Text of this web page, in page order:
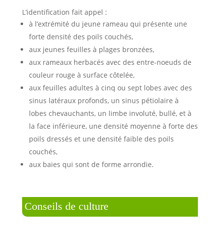
L’identification fait appel :
à l’extrémité du jeune rameau qui présente une
forte densité des poils couchés,
aux jeunes feuilles à plages bronzées,
aux rameaux herbacés avec des entre-noeuds de
couleur rouge à surface côtelée,
aux feuilles adultes à cinq ou sept lobes avec des
sinus latéraux profonds, un sinus pétiolaire à
lobes chevauchants, un limbe involuté, bullé, et à
la face inférieure, une densité moyenne à forte des
poils dressés et une densité faible des poils
couchés,
aux baies qui sont de forme arrondie.
Conseils de culture